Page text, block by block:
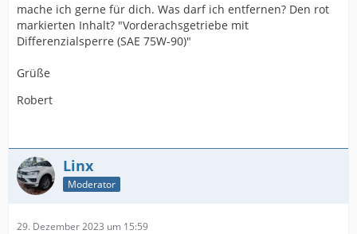
mache ich gerne für dich. Was darf ich entfernen? Den rot
markierten Inhalt? "Vorderachsgetriebe mit
Differenzialsperre (SAE 75W-90)"
Grüße
Robert
Linx
Moderator
29. Dezember 2023 um 15:59